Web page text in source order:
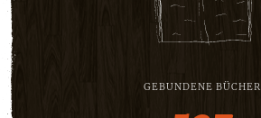
GEBUNDENE BÜCHER